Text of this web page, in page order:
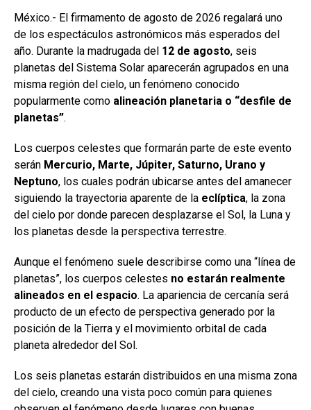
México.- El firmamento de agosto de 2026 regalará uno
de los espectáculos astronómicos más esperados del
año. Durante la madrugada del 12 de agosto, seis
planetas del Sistema Solar aparecerán agrupados en una
misma región del cielo, un fenómeno conocido
popularmente como alineación planetaria o “desfile de
planetas”.
Los cuerpos celestes que formarán parte de este evento
serán Mercurio, Marte, Júpiter, Saturno, Urano y
Neptuno, los cuales podrán ubicarse antes del amanecer
siguiendo la trayectoria aparente de la eclíptica, la zona
del cielo por donde parecen desplazarse el Sol, la Luna y
los planetas desde la perspectiva terrestre.
Aunque el fenómeno suele describirse como una “línea de
planetas”, los cuerpos celestes no estarán realmente
alineados en el espacio. La apariencia de cercanía será
producto de un efecto de perspectiva generado por la
posición de la Tierra y el movimiento orbital de cada
planeta alrededor del Sol.
Los seis planetas estarán distribuidos en una misma zona
del cielo, creando una vista poco común para quienes